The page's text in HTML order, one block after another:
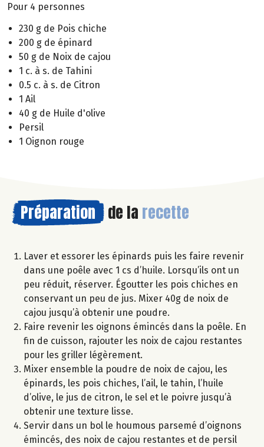
Pour 4 personnes
230 g de Pois chiche
200 g de épinard
50 g de Noix de cajou
1 c. à s. de Tahini
0.5 c. à s. de Citron
1 Ail
40 g de Huile d'olive
Persil
1 Oignon rouge
Préparation de la recette
Laver et essorer les épinards puis les faire revenir
dans une poêle avec 1 cs d’huile. Lorsqu’ils ont un
peu réduit, réserver. Égoutter les pois chiches en
conservant un peu de jus. Mixer 40g de noix de
cajou jusqu’à obtenir une poudre.
Faire revenir les oignons émincés dans la poêle. En
fin de cuisson, rajouter les noix de cajou restantes
pour les griller légèrement.
Mixer ensemble la poudre de noix de cajou, les
épinards, les pois chiches, l’ail, le tahin, l’huile
d’olive, le jus de citron, le sel et le poivre jusqu’à
obtenir une texture lisse.
Servir dans un bol le houmous parsemé d’oignons
émincés, des noix de cajou restantes et de persil